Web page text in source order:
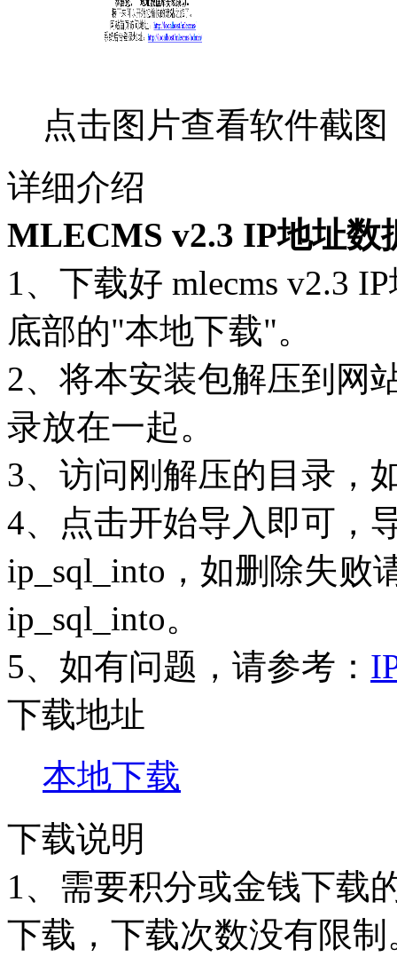
点击图片查看软件截图
详细介绍
MLECMS v2.3 IP地址数
1、下载好 mlecms v2.3
底部的"本地下载"。
2、将本安装包解压到网
录放在一起。
3、访问刚解压的目录，
4、点击开始导入即可，
ip_sql_into ，如删除失败
ip_sql_into。
5、如有问题，请参考：
下载地址
本地下载
下载说明
1、需要积分或金钱下载
下载，下载次数没有限制